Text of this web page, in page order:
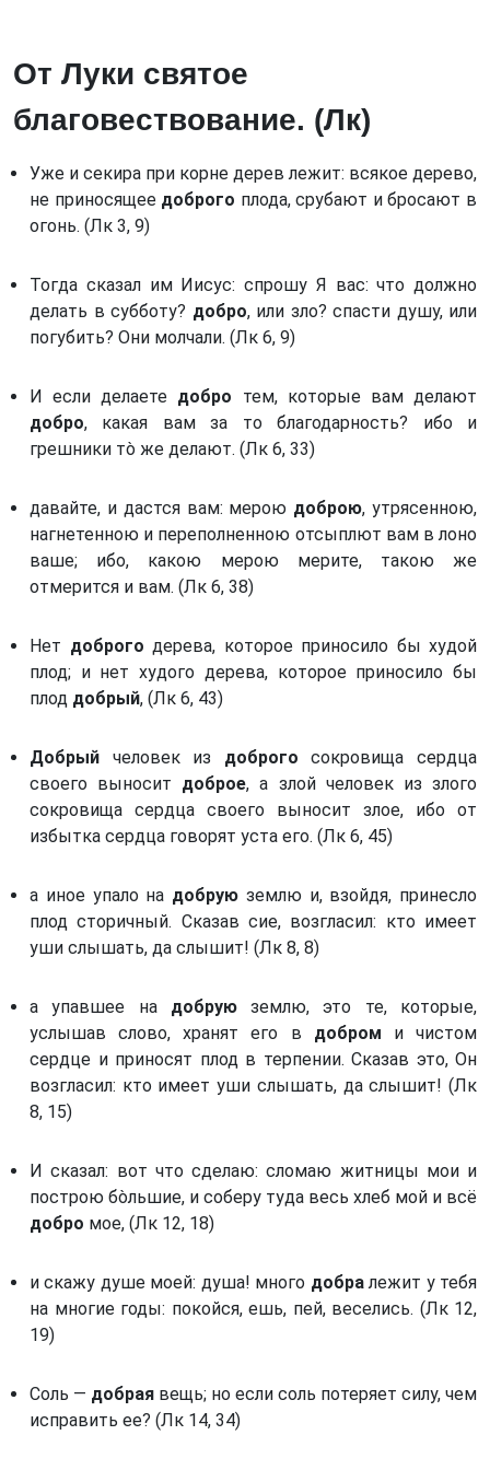
Книга Иова. (Иов)
Псалтирь. (Пс)
Книга Екклесиаста, или Проповедника. (Еккл)
Книга Премудрости Соломона. (Прем) *
(Сир) *
Книга Пророка Исаии. (Ис)
Послание Иеремии. (Посл Иер) *
Книга пророка Иезекииля. (Иез)
Книга пророка Осии. (Ос)
Книга пророка Амоса. (Ам)
Книга пророка Михея. (Мих)
Книга пророка Софонии. (Соф)
Первая книга Маккавейская. (1 Мак) *
Вторая книга Маккавейская. (2 Мак) *
Третья книга Ездры. (3 Езд) *
От Матфея святое благовествование. (Мф)
От Марка святое благовествование. (Мк)
От Иоанна святое благовествование. (Ин)
Деяния святых апостолов. (Деян)
Первое послание Петра. (1 Пет)
Второе послание Петра. (2 Пет)
Третье послание Иоанна Богослова. (3 Ин)
Послание к Римлянам. (Рим)
Второе послание к Коринфянам. (2 Кор)
Послание к Галатам. (Гал)
Послание к Филиппийцам. (Флп)
Первое послание к Фессалоникийцам. (1 Фес)
Первое послание к Тимофею. (1 Тим)
Блаженный Диадох, епископ Фотики
Преподобный Отец наш Иоанн Карпафский
Святой Максим исповедник
Блаженный Авва Фалассий
Преподобный Феодор
Преподобный отец св. Авва Филимон
Преподобный Филофей Синайский
Илия пресвитер и Екдик
Святой преподобный Феодор Студит (часть 2)
Святой преподобный Феодор Студит (часть 3)
Святой Симеон, новый Богослов
Преподобный Никита Стифат
Феолипт, митрополит Филадельфийский
Никифор уединенник
Святой Григорий Палама, архиепископ Солунский
Иноков Каллиста и Игнатия Ксанфопулов
Блаженнейший Симеон, архиепископ Солунский
Преподобный Серафим, старец Саровский
От Луки святое
благовествование. (Лк)
Уже и секира при корне дерев лежит: всякое дерево,
не приносящее доброго плода, срубают и бросают в
огонь. (Лк 3, 9)
Тогда сказал им Иисус: спрошу Я вас: что должно
делать в субботу? добро, или зло? спасти душу, или
погубить? Они молчали. (Лк 6, 9)
И если делаете добро тем, которые вам делают
добро, какая вам за то благодарность? ибо и
грешники тò же делают. (Лк 6, 33)
давайте, и дастся вам: мерою доброю, утрясенною,
нагнетенною и переполненною отсыплют вам в лоно
ваше; ибо, какою мерою мерите, такою же
отмерится и вам. (Лк 6, 38)
Нет доброго дерева, которое приносило бы худой
плод; и нет худого дерева, которое приносило бы
плод добрый, (Лк 6, 43)
Добрый человек из доброго сокровища сердца
своего выносит доброе, а злой человек из злого
сокровища сердца своего выносит злое, ибо от
избытка сердца говорят уста его. (Лк 6, 45)
а иное упало на добрую землю и, взойдя, принесло
плод сторичный. Сказав сие, возгласил: кто имеет
уши слышать, да слышит! (Лк 8, 8)
а упавшее на добруюземлю, это те, которые,
услышав слово, хранят его в добром и чистом
сердце и приносят плод в терпении. Сказав это, Он
возгласил: кто имеет уши слышать, да слышит! (Лк
8, 15)
И сказал: вот что сделаю: сломаю житницы мои и
построю бòльшие, и соберу туда весь хлеб мой и всё
добро мое, (Лк 12, 18)
и скажу душе моей: душа! много добралежит у тебя
на многие годы: покойся, ешь, пей, веселись. (Лк 12,
19)
Соль — добрая вещь; но если соль потеряет силу, чем
исправить ее? (Лк 14, 34)